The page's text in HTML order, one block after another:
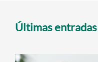
Últimas entradas